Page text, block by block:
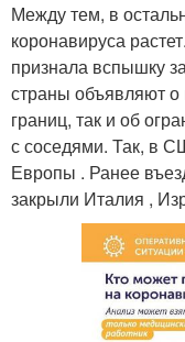
Между тем, в
коронавируса
признала вспышку
страны объявляют о
границ, так и об
с соседями. Так, в
Европы . Ранее
закрыли Италия ,